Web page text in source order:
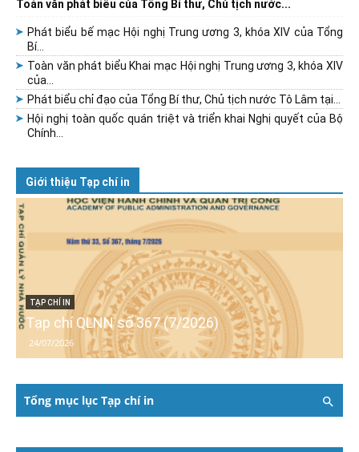
Toàn văn phát biểu của Tổng Bí thư, Chủ tịch nước...
Phát biểu bế mạc Hội nghị Trung ương 3, khóa XIV của Tổng
Bí...
Toàn văn phát biểu Khai mạc Hội nghị Trung ương 3, khóa XIV
của...
Phát biểu chỉ đạo của Tổng Bí thư, Chủ tịch nước Tô Lâm tại...
Hội nghị toàn quốc quán triệt và triển khai Nghị quyết của Bộ
Chính...
Giới thiệu Tạp chí in
TẠP CHÍ IN
Tạp chí QLNN số 367 (7/2026)
24/07/2026
Tổng mục lục Tạp chí in